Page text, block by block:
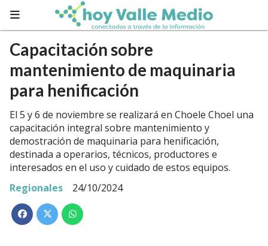
Capacitación sobre
mantenimiento de maquinaria
para henificación
El 5 y 6 de noviembre se realizará en Choele Choel una
capacitación integral sobre mantenimiento y
demostración de maquinaria para henificación,
destinada a operarios, técnicos, productores e
interesados en el uso y cuidado de estos equipos.
Regionales
24/10/2024